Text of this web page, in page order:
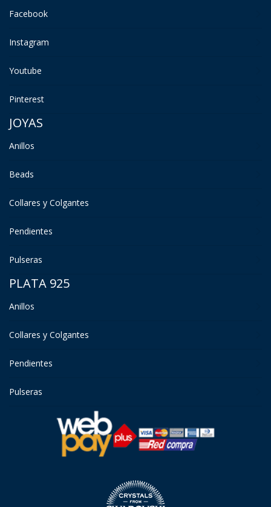
Facebook
Instagram
Youtube
Pinterest
JOYAS
Anillos
Beads
Collares y Colgantes
Pendientes
Pulseras
PLATA 925
Anillos
Collares y Colgantes
Pendientes
Pulseras